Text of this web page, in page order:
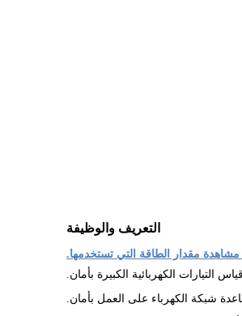
التعريف والوظيفة
مقدار الطاقة التي تستخدمها.
التيارات الكهربائية الكبيرة بأمان.
شبكة الكهرباء على العمل بأمان.